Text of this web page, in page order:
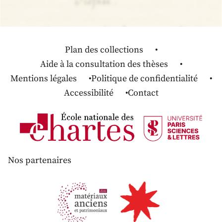
Plan des collections
Aide à la consultation des thèses
Mentions légales
Politique de confidentialité
Accessibilité
Contact
Nos partenaires